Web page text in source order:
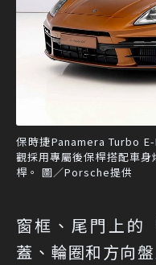
保時捷Panamera Turbo
觀採用專屬後保桿搭配車
桿。 圖／Porsche提供
窗框、尾門上的
蓋、輪圈和方向